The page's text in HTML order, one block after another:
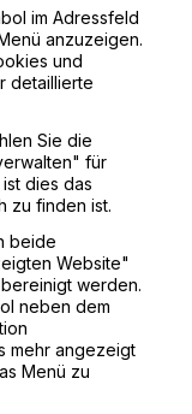
im Adressfeld
anzuzeigen.
und
detaillierte
Sie die
für
dies das
zu finden ist.
beide
Website"
werden.
neben dem
mehr angezeigt
Menü zu